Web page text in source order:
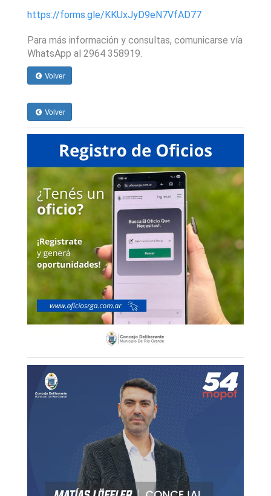
https://forms.gle/KKUxJyD9eN7VfAD77
Para más información y consultas, comunicarse vía
WhatsApp al 2964 358919.
Volver
Volver